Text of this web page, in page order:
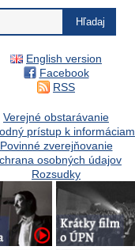
English version
Facebook
RSS
Verejné obstarávanie
prístup k informáciam
Povinné zverejňovanie
osobných údajov
Rozsudky